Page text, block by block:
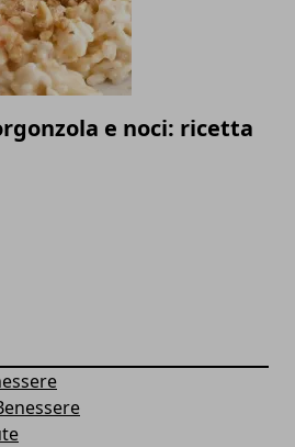
e noci: ricetta